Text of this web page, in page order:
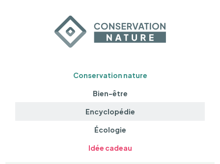
Conservation nature
Bien-être
Encyclopédie
Écologie
Idée cadeau